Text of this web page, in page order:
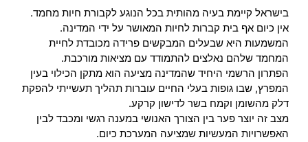
בישראל קיימת בעיה מהותית בכל הנוגע לקבורת חיות מחמד.
אין כיום אף בית קברות לחיות המאושר על ידי המדינה.
המשמעות היא שבעלים המבקשים פרידה מכובדת לחיית
המחמד שלהם נאלצים להתמודד עם מציאות מורכבת.
הפתרון הרשמי היחיד שהמדינה מציעה הוא מתקן הכילוי בעין
המפרץ, שבו גופות בעלי החיים עוברות תהליך תעשייתי להפקת
דלק מהשומן וקמח בשר לדישון קרקע.
מצב זה יוצר פער בין הצורך האנושי במענה רגשי ומכבד לבין
האפשרויות המעשיות שמציעה המערכת כיום.